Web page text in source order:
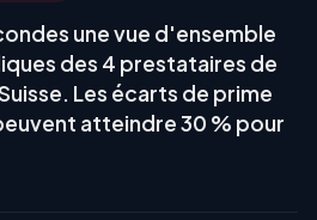
une vue d'ensemble
des 4 prestataires de
Les écarts de prime
atteindre 30 % pour